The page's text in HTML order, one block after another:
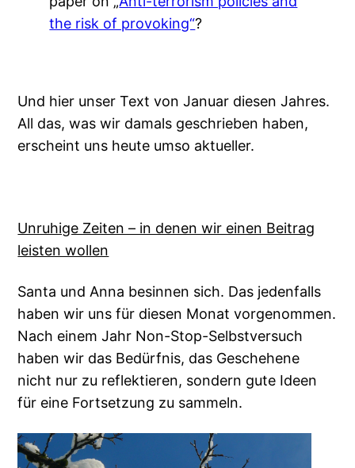
the risk of provoking“?
Und hier unser Text von Januar diesen Jahres.
All das, was wir damals geschrieben haben,
erscheint uns heute umso aktueller.
Unruhige Zeiten – in denen wir einen Beitrag
leisten wollen
Santa und Anna besinnen sich. Das jedenfalls
haben wir uns für diesen Monat vorgenommen.
Nach einem Jahr Non-Stop-Selbstversuch
haben wir das Bedürfnis, das Geschehene
nicht nur zu reflektieren, sondern gute Ideen
für eine Fortsetzung zu sammeln.